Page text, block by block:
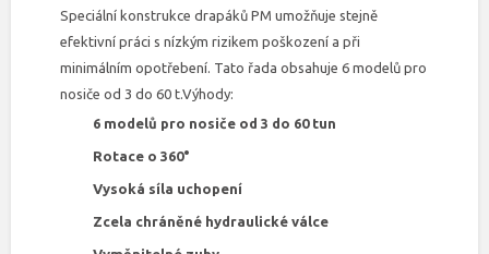
Speciální konstrukce drapáků PM umožňuje stejně
efektivní práci s nízkým rizikem poškození a při
minimálním opotřebení. Tato řada obsahuje 6 modelů pro
nosiče od 3 do 60 t.Výhody:
6 modelů pro nosiče od 3 do 60 tun
Rotace o 360°
Vysoká síla uchopení
Zcela chráněné hydraulické válce